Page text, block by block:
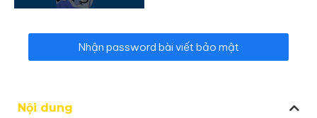
Nội dung
Nhận password bài viết bảo mật